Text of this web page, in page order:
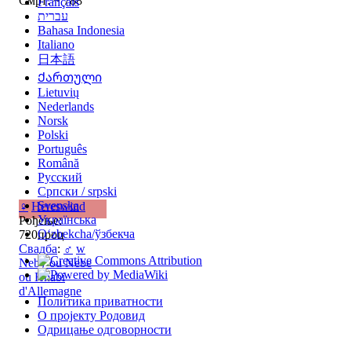
♀ Hereswind
Рођење:
720проц
Свадба: ♂ w
Neby ou Nebe
ou Hnabi
d'Allemagne
עברית
Bahasa Indonesia
Italiano
日本語
Ქართული
Lietuvių
Nederlands
Norsk
Polski
Português
Română
Русский
Српски / srpski
Svenska
Українська
Oʻzbekcha/ўзбекча
Политика приватности
О пројекту Родовид
Одрицање одговорности